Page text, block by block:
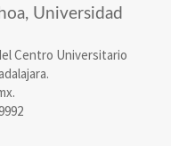
Universidad
Centro Universitario